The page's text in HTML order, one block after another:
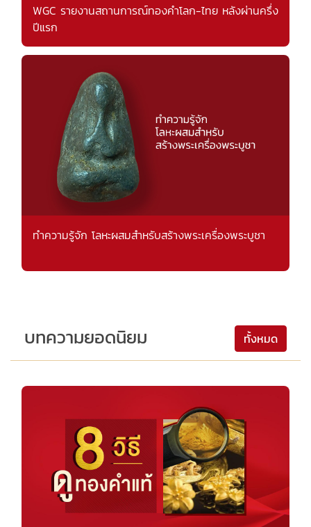
WGC รายงานสถานการณ์ทองคำโลก-ไทย หลังผ่านครึ่ง
ปีแรก
ทำความรู้จัก โลหะผสมสำหรับสร้างพระเครื่องพระบูชา
บทความยอดนิยม ทั้งหมด